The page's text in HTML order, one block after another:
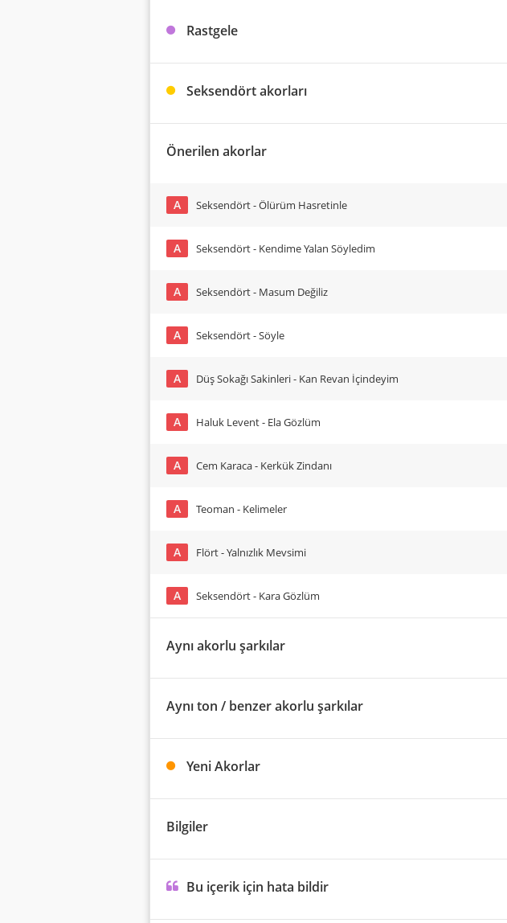
Rastgele
Seksendört akorları
Önerilen akorlar
A Seksendört - Ölürüm Hasretinle
A Seksendört - Kendime Yalan Söyledim
A Seksendört - Masum Değiliz
A Seksendört - Söyle
A Düş Sokağı Sakinleri - Kan Revan İçindeyim
A Haluk Levent - Ela Gözlüm
A Cem Karaca - Kerkük Zindanı
A Teoman - Kelimeler
A Flört - Yalnızlık Mevsimi
A Seksendört - Kara Gözlüm
Aynı akorlu şarkılar
Aynı ton / benzer akorlu şarkılar
Yeni Akorlar
Bilgiler
Bu içerik için hata bildir